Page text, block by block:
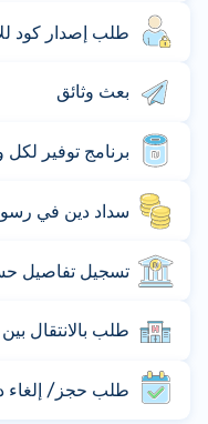
طلب إصدار كود
بعث وثائق
برنامج توفير لكل
سداد دين في
تسجيل تفاصيل
طلب بالانتقال
طلب حجز/ إلغاء